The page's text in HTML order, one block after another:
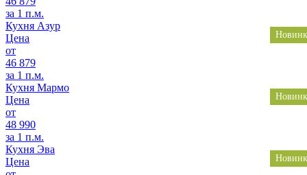
за 1 п.м.
Кухня Азур
Цена
от
46 879
за 1 п.м.
Кухня Мармо
Цена
от
48 990
за 1 п.м.
Кухня Эва
Цена